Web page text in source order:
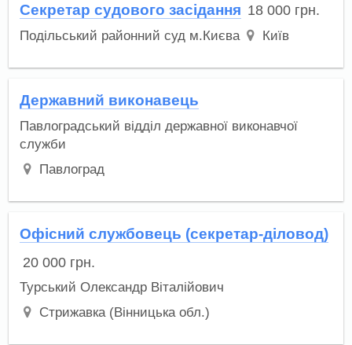
Секретар судового засідання 18 000 грн.
Подільський районний суд м.Києва Київ
Державний виконавець
Павлоградський відділ державної виконавчої
служби
Павлоград
Офісний службовець (секретар-діловод)
20 000 грн.
Турський Олександр Віталійович
Стрижавка (Вінницька обл.)